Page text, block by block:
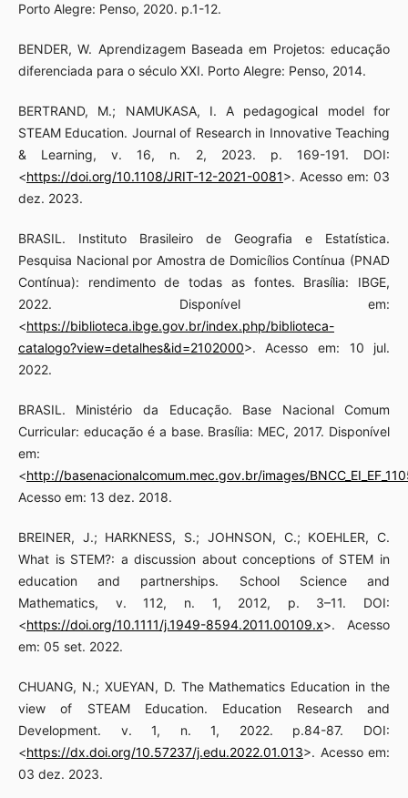
Porto Alegre: Penso, 2020. p.1-12.
BENDER, W. Aprendizagem Baseada em Projetos: educação
diferenciada para o século XXI. Porto Alegre: Penso, 2014.
BERTRAND, M.; NAMUKASA, I. A pedagogical model for
STEAM Education. Journal of Research in Innovative Teaching
& Learning, v. 16, n. 2, 2023. p. 169-191. DOI:
<https://doi.org/10.1108/JRIT-12-2021-0081>. Acesso em: 03
dez. 2023.
BRASIL. Instituto Brasileiro de Geografia e Estatística.
Pesquisa Nacional por Amostra de Domicílios Contínua (PNAD
Contínua): rendimento de todas as fontes. Brasília: IBGE,
2022. Disponível em:
<https://biblioteca.ibge.gov.br/index.php/biblioteca-
catalogo?view=detalhes&id=2102000>. Acesso em: 10 jul.
2022.
BRASIL. Ministério da Educação. Base Nacional Comum
Curricular: educação é a base. Brasília: MEC, 2017. Disponível
em:
<http://basenacionalcomum.mec.gov.br/images/
Acesso em: 13 dez. 2018.
BREINER, J.; HARKNESS, S.; JOHNSON, C.; KOEHLER, C.
What is STEM?: a discussion about conceptions of STEM in
education and partnerships. School Science and
Mathematics, v. 112, n. 1, 2012, p. 3–11. DOI:
<https://doi.org/10.1111/j.1949-8594.2011.00109.x>. Acesso
em: 05 set. 2022.
CHUANG, N.; XUEYAN, D. The Mathematics Education in the
view of STEAM Education. Education Research and
Development. v. 1, n. 1, 2022. p.84-87. DOI:
<https://dx.doi.org/10.57237/j.edu.2022.01.013>. Acesso em:
03 dez. 2023.